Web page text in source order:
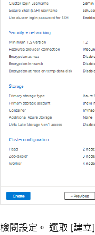
檢閱設定。 選取 [建立]